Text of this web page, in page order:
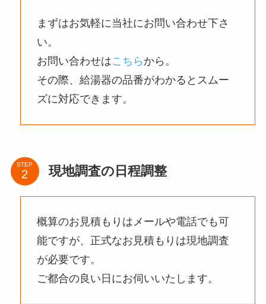
まずはお気軽に当社にお問い合わせ下さ
い。
お問い合わせはこちら から。
その際、給湯器の品番がわかるとスムー
ズに対応できます。
STEP 現地調査の日程調整
概算のお見積もりはメールや電話でも可
能ですが、正式なお見積もりは現地調査
が必要です。
ご都合の良い日にお伺いいたします。